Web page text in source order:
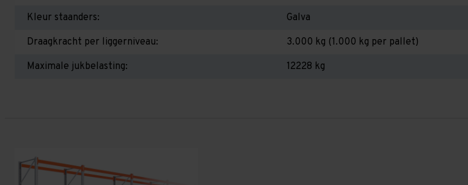
Kleur staanders:
Galva
Draagkracht per liggerniveau:
3.000 kg (1.000 kg per pallet)
Maximale jukbelasting:
12228 kg